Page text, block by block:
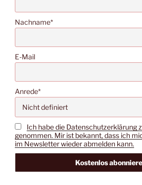
Nachname*
E-Mail
Anrede*
Ich habe die Datenschutzerklärung
genommen. Mir ist bekannt, dass ich
im Newsletter wieder abmelden kann.